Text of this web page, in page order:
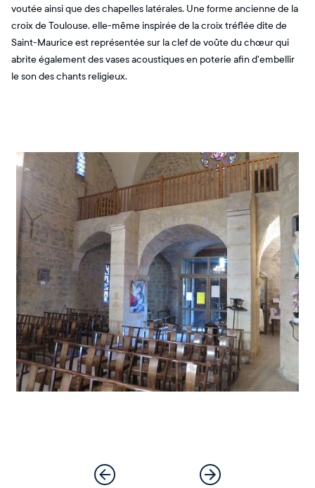
voutée ainsi que des chapelles latérales. Une forme ancienne de la
croix de Toulouse, elle-même inspirée de la croix tréflée dite de
Saint-Maurice est représentée sur la clef de voûte du chœur qui
abrite également des vases acoustiques en poterie afin d'embellir
le son des chants religieux.